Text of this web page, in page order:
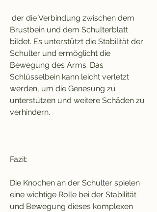
Brustbein und dem Schulterblatt
bildet. Es unterstützt die Stabilität der
Schulter und ermöglicht die
Bewegung des Arms. Das
Schlüsselbein kann leicht verletzt
werden, um die Genesung zu
unterstützen und weitere Schäden zu
verhindern.
Fazit:
Die Knochen an der Schulter spielen
eine wichtige Rolle bei der Stabilität
und Bewegung dieses komplexen